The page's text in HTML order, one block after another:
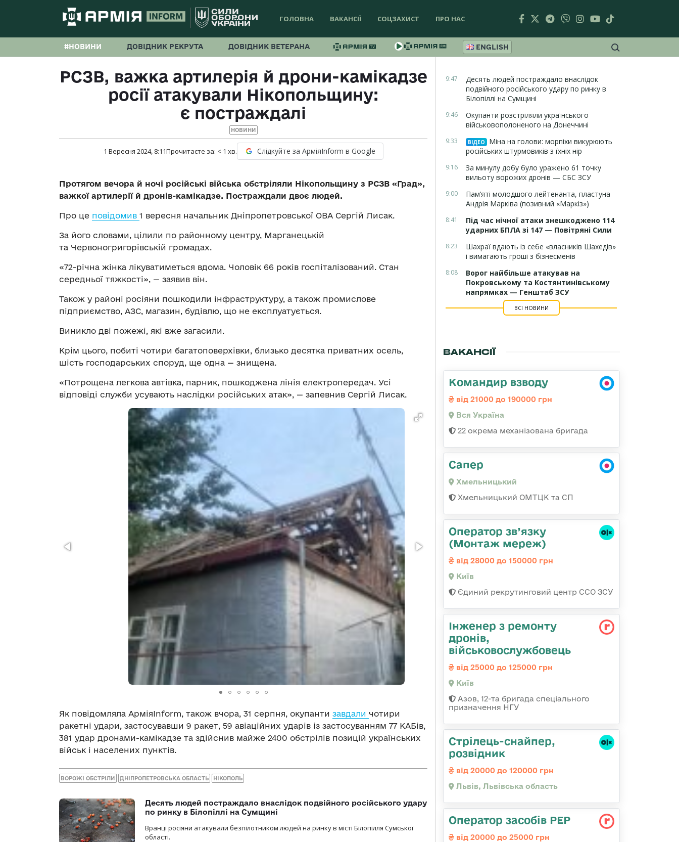
ГОЛОВНА ВАКАНСІЇ СОЦЗАХИСТ ПРО НАС
#НОВИНИ ДОВІДНИК РЕКРУТА ДОВІДНИК ВЕТЕРАНА ENGLISH
РСЗВ, важка артилерія й дрони-камікадзе
росії атакували Нікопольщину:
є постраждалі
НОВИНИ
1 Вересня 2024, 8:11Прочитаєте за: < 1 хв. Слідкуйте за АрміяInform в Google
Протягом вечора й ночі російські війська обстріляли Нікопольщину з РСЗВ «Град»,
важкої артилерії й дронів-камікадзе. Постраждали двоє людей.
Про це повідомив 1 вересня начальник Дніпропетровської ОВА Сергій Лисак.
За його словами, цілили по районному центру, Марганецькій
та Червоногригорівській громадах.
«72-річна жінка лікуватиметься вдома. Чоловік 66 років госпіталізований. Стан
середньої тяжкості», — заявив він.
Також у районі росіяни пошкодили інфраструктуру, а також промислове
підприємство, АЗС, магазин, будівлю, що не експлуатується.
Виникло дві пожежі, які вже загасили.
Крім цього, побиті чотири багатоповерхівки, близько десятка приватних осель,
шість господарських споруд, ще одна — знищена.
«Потрощена легкова автівка, парник, пошкоджена лінія електропередач. Усі
відповіді служби усувають наслідки російських атак», — запевнив Сергій Лисак.
Як повідомляла АрміяInform, також вчора, 31 серпня, окупанти завдали чотири
ракетні удари, застосувавши 9 ракет, 59 авіаційних ударів із застосуванням 77 КАБів,
381 удар дронами-камікадзе та здійснив майже 2400 обстрілів позицій українських
військ і населених пунктів.
ВОРОЖІ ОБСТРІЛИ ДНІПРОПЕТРОВСЬКА ОБЛАСТЬ НІКОПОЛЬ
Десять людей постраждало внаслідок подвійного російського удару
по ринку в Білопіллі на Сумщині
Вранці росіяни атакували безпілотником людей на ринку в місті Білопілля Сумської
області.
9:47
Десять людей постраждало внаслідок
подвійного російського удару по ринку в
Білопіллі на Сумщині
9:46
Окупанти розстріляли українського
військовополоненого на Донеччині
9:33 ВІДЕО
Міна на голови: морпіхи викурюють
російських штурмовиків з їхніх нір
9:16
За минулу добу було уражено 61 точку
вильоту ворожих дронів — СБС ЗСУ
9:00
Пам’яті молодшого лейтенанта, пластуна
Андрія Марківа (позивний «Маркіз»)
8:41
Під час нічної атаки знешкоджено 114
ударних БПЛА зі 147 — Повітряні Сили
8:23
Шахраї вдають із себе «власників Шахедів»
і вимагають гроші з бізнесменів
8:08
Ворог найбільше атакував на
Покровському та Костянтинівському
напрямках — Генштаб ЗСУ
ВСІ НОВИНИ
ВАКАНСІЇ
Командир взводу
від 21000 до 190000 грн
Вся Україна
22 окрема механізована бригада
Сапер
Хмельницький
Хмельницький ОМТЦК та СП
Оператор зв’язку
(Монтаж мереж)
від 28000 до 150000 грн
Київ
Єдиний рекрутинговий центр ССО ЗСУ
Інженер з ремонту
дронів,
військовослужбовець
від 25000 до 125000 грн
Київ
Азов, 12-та бригада спеціального
призначення НГУ
Стрілець-снайпер,
розвідник
від 20000 до 120000 грн
Львів, Львівська область
Оператор засобів РЕР
від 20000 до 25000 грн